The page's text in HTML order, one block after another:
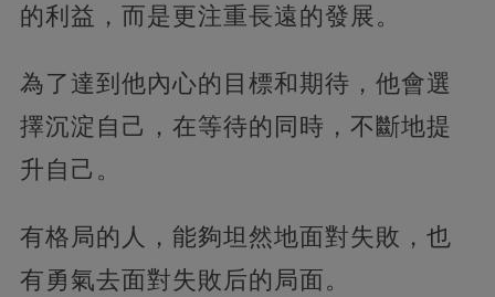
的利益，而是更注重長遠的發展。
為了達到他內心的目標和期待，他會選
擇沉淀自己，在等待的同時，不斷地提
升自己。
有格局的人，能夠坦然地面對失敗，也
有勇氣去面對失敗后的局面。